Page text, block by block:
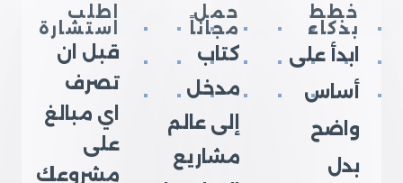
خطط
بذكاء
ابدأ على
أساس
واضح
بدل
حمل
مجاناً
كتاب
مدخل
إلى عالم
مشاريع
اطلب
استشارة
قبل ان
تصرف
اي مبالغ
على
مشروعك